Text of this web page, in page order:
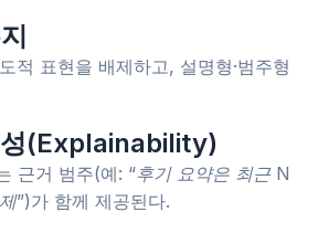
적 표현을 배제하고, 설명형·범주형
(Explainability)
근거 범주(예: “후기 요약은 최근 N
”)가 함께 제공된다.